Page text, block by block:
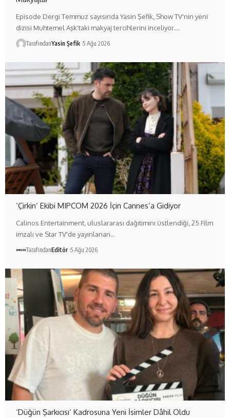
Episode Dergi Temmuz sayısında Yasin Şefik, Show TV'nin yeni
dizisi Muhtemel Aşk'taki makyaj tercihlerini inceliyor.…
TarafındanYasin Şefik 5 Ağu 2026
‘Çirkin’ Ekibi MIPCOM 2026 İçin Cannes’a Gidiyor
Calinos Entertainment, uluslararası dağıtımını üstlendiği, 25 Film
imzalı ve Star TV'de yayınlanan…
TarafındanEditör 5 Ağu 2026
‘Düğün Şarkıcısı’ Kadrosuna Yeni İsimler Dâhil Oldu